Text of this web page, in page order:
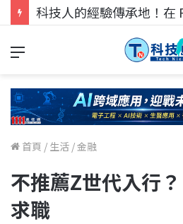
首頁 / 生活 /金融
不推薦Z世代入行
求職